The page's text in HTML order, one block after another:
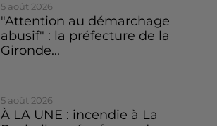
5 août 2026
"Attention au démarchage
abusif" : la préfecture de la
Gironde...
5 août 2026
À LA UNE : incendie à La